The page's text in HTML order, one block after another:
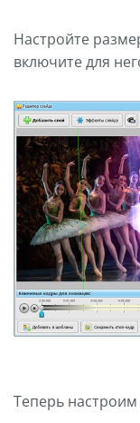
Настройте
включите для
Теперь